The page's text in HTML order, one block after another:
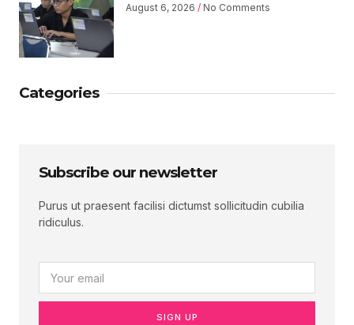
August 6, 2026 No Comments
Categories
Subscribe our newsletter
Purus ut praesent facilisi dictumst sollicitudin cubilia
ridiculus.
SIGN UP